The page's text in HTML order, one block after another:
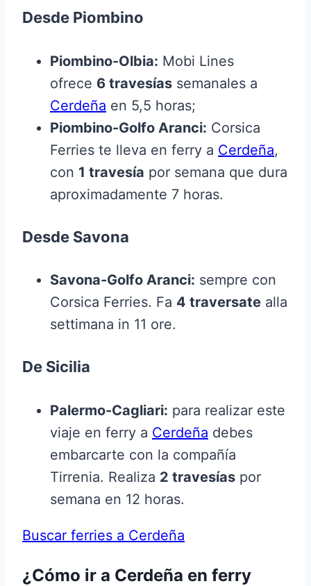
Desde Piombino
Piombino-Olbia: Mobi Lines
ofrece 6 travesías semanales a
Cerdeña en 5,5 horas;
Piombino-Golfo Aranci: Corsica
Ferries te lleva en ferry a Cerdeña,
con 1 travesía por semana que dura
aproximadamente 7 horas.
Desde Savona
Savona-Golfo Aranci: sempre con
Corsica Ferries. Fa 4 traversate alla
settimana in 11 ore.
De Sicilia
Palermo-Cagliari: para realizar este
viaje en ferry a Cerdeña debes
embarcarte con la compañía
Tirrenia. Realiza 2 travesías por
semana en 12 horas.
Buscar ferries a Cerdeña
¿Cómo ir a Cerdeña en ferry